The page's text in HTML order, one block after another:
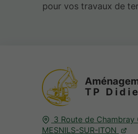
pour vos travaux de
TP
3 Route de Chambray
MESNILS-SUR-ITON